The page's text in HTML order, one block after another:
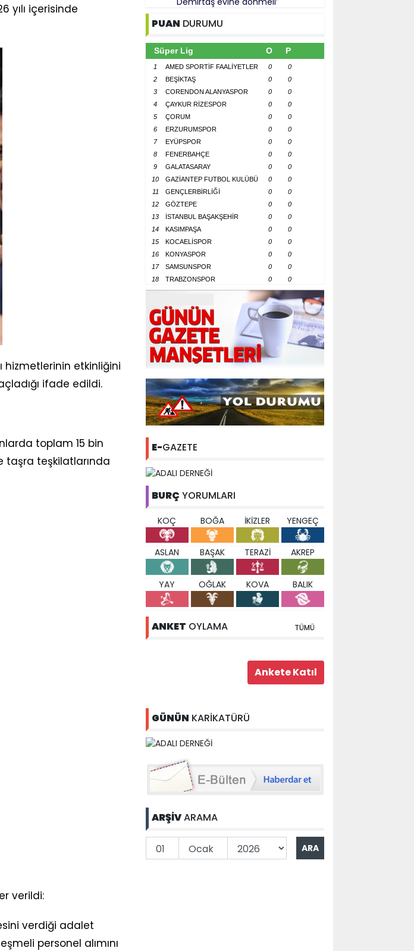
yılı içerisinde
hizmetlerinin etkinliğini
ifade edildi.
toplam 15 bin
taşra teşkilatlarında
verildi:
verdiği adalet
personel alımını
PUAN DURUMU
Süper Lig O P
1 AMED SPORTİF FAALİYETLER 0
0
2
BEŞİKTAŞ 0
0
3
CORENDON ALANYASPOR 0
0
4
ÇAYKUR RİZESPOR 0
0
5
ÇORUM 0
0
6
ERZURUMSPOR 0
0
7
EYÜPSPOR 0
0
8
FENERBAHÇE 0
0
9
GALATASARAY 0
0
10
GAZİANTEP FUTBOL KULÜBÜ 0
0
11
GENÇLERBİRLİĞİ 0
0
12
GÖZTEPE 0
0
13
İSTANBUL BAŞAKŞEHİR 0
0
14
KASIMPAŞA 0
0
15
KOCAELİSPOR 0
0
16
KONYASPOR 0
0
17
SAMSUNSPOR 0
0
18
TRABZONSPOR 0 0
E-GAZETE
BURÇ YORUMLARI
KOÇ BOĞA İKİZLER YENGEÇ
ASLAN BAŞAK TERAZİ AKREP
YAY OĞLAK KOVA BALIK
ANKET OYLAMA TÜMÜ
GÜNÜN KARİKATÜRÜ
ARŞİVARAMA